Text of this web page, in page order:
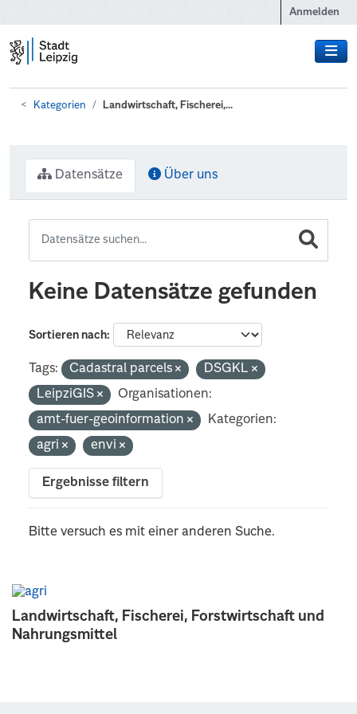
Anmelden
Kategorien Landwirtschaft, Fischerei,...
Landwirtschaft, Fischerei, Forstwirtschaft und
Nahrungsmittel
Datensätze Über uns
Keine Datensätze gefunden
Sortieren nach
Tags: Cadastral parcels
DSGKL
LeipziGIS
Organisationen:
amt-fuer-geoinformation
Kategorien:
agri
envi
Ergebnisse filtern
Bitte versuch es mit einer anderen Suche.